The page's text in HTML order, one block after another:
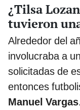
¿Tilsa
tuvieron
Alrededor del
involucraba a
solicitadas de
entonces
Manuel Vargas